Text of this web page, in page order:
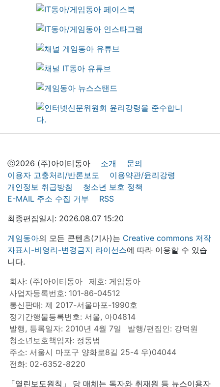
ⓒ2026 (주)아이티동아 소개
문의
이용자 고충처리/반론보도
이용약관/윤리강령
개인정보 취급방침
청소년 보호 정책
E-MAIL 주소 수집 거부
RSS
최종편집일시: 2026.08.07 15:20
게임동아의 모든 콘텐츠(기사)는 Creative commons 저작
자표시-비영리-변경금지 라이선스에 따라 이용할 수 있습
니다.
회사: (주)아이티동아
제호: 게임동아
사업자등록번호: 101-86-04512
통신판매: 제 2017-서울마포-1990호
정기간행물등록번호: 서울, 아04814
발행, 등록일자: 2010년 4월 7일
발행/편집인: 강덕원
청소년보호책임자: 정동범
주소: 서울시 마포구 양화로8길 25-4 우)04044
전화: 02-6352-8220
「열린보도원칙」 당 매체는 독자와 취재원 등 뉴스이용자